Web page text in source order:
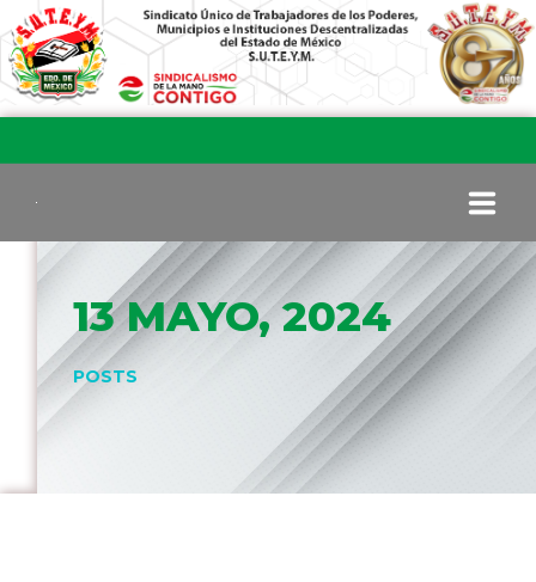
INICIO
COMITÉ EJECUTIVO
13 MAYO, 2024
POSTS